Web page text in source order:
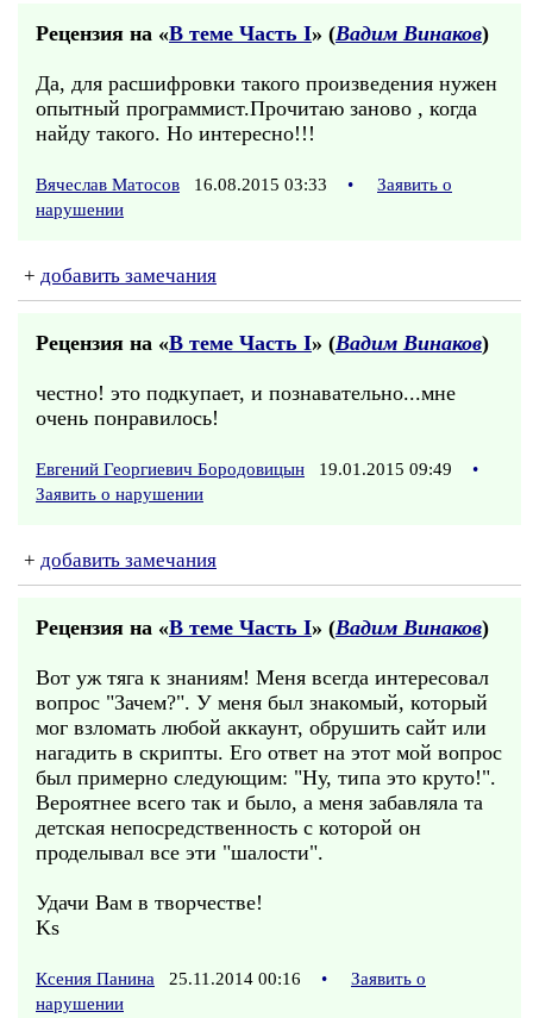
Рецензия на «В теме Часть I» (Вадим Винаков)
Да, для расшифровки такого произведения нужен
опытный программист.Прочитаю заново , когда
найду такого. Но интересно!!!
Вячеслав Матосов 16.08.2015 03:33 •
Заявить о
нарушении
+ добавить замечания
Рецензия на «В теме Часть I» (Вадим Винаков)
честно! это подкупает, и познавательно...мне
очень понравилось!
Евгений Георгиевич Бородовицын 19.01.2015 09:49
•
Заявить о нарушении
+ добавить замечания
Рецензия на «В теме Часть I» (Вадим Винаков)
Вот уж тяга к знаниям! Меня всегда интересовал
вопрос "Зачем?". У меня был знакомый, который
мог взломать любой аккаунт, обрушить сайт или
нагадить в скрипты. Его ответ на этот мой вопрос
был примерно следующим: "Ну, типа это круто!".
Вероятнее всего так и было, а меня забавляла та
детская непосредственность с которой он
проделывал все эти "шалости".
Удачи Вам в творчестве!
Ks
Ксения Панина 25.11.2014 00:16 •
Заявить о
нарушении